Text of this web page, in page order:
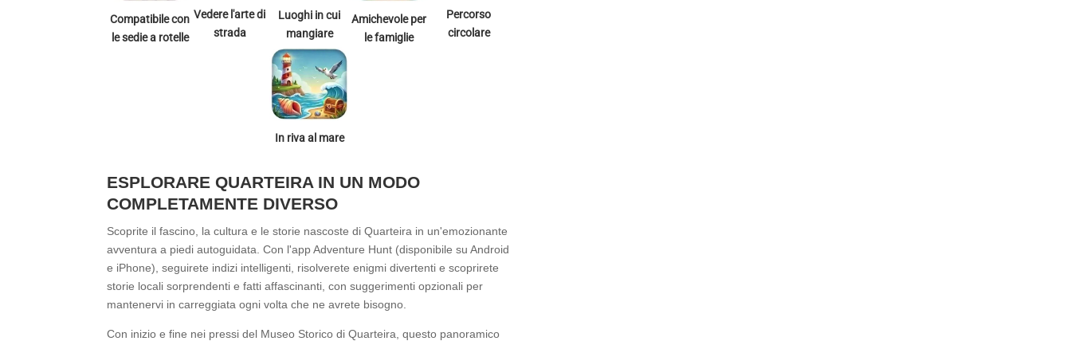
Compatibile con
le sedie a rotelle
Vedere l'arte di
strada
Luoghi in cui
mangiare
Amichevole per
le famiglie
Percorso
circolare
In riva al mare
ESPLORARE QUARTEIRA IN UN MODO
COMPLETAMENTE DIVERSO
Scoprite il fascino, la cultura e le storie nascoste di Quarteira in un'emozionante
avventura a piedi autoguidata. Con l'app Adventure Hunt (disponibile su Android
e iPhone), seguirete indizi intelligenti, risolverete enigmi divertenti e scoprirete
storie locali sorprendenti e fatti affascinanti, con suggerimenti opzionali per
mantenervi in carreggiata ogni volta che ne avrete bisogno.
Con inizio e fine nei pressi del Museo Storico di Quarteira, questo panoramico